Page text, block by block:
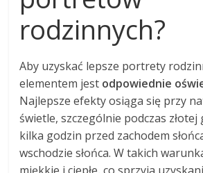
rodzinnych?
Aby uzyskać lepsze portrety
elementem jest odpowiednie
Najlepsze efekty osiąga się przy
świetle, szczególnie podczas złotej
kilka godzin przed zachodem
wschodzie słońca. W takich